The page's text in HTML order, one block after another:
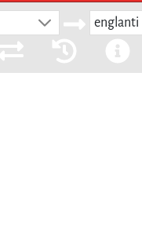
englanti